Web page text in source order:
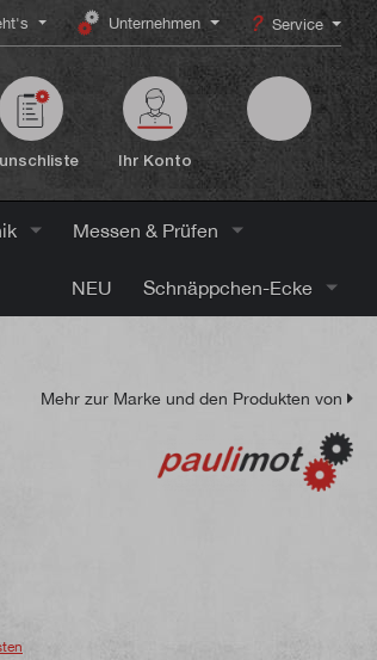
Unternehmen Service
Ihr Konto
Messen & Prüfen
NEU Schnäppchen-Ecke
Mehr zur Marke und den Produkten von
5 von 5 Sternen